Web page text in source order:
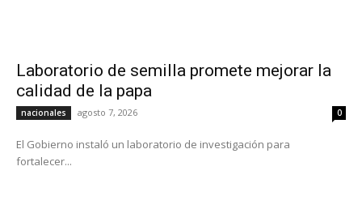
Laboratorio de semilla promete mejorar la
calidad de la papa
nacionales agosto 7, 2026 0
El Gobierno instaló un laboratorio de investigación para
fortalecer...